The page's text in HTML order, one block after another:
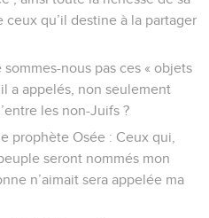
qu’il destine à la partager
sommes-nous pas ces « objets
a appelés, non seulement
les non-Juifs ?
prophète Osée : Ceux qui,
seront nommés mon
n’aimait sera appelée ma